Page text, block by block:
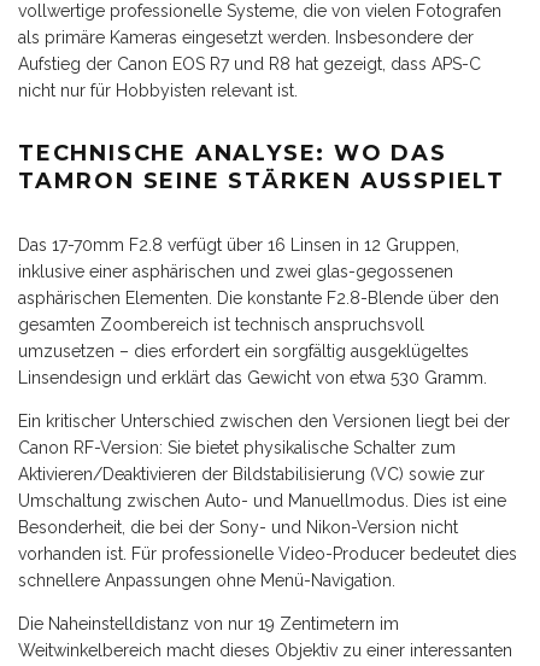
vollwertige professionelle Systeme, die von vielen Fotografen
als primäre Kameras eingesetzt werden. Insbesondere der
Aufstieg der Canon EOS R7 und R8 hat gezeigt, dass APS-C
nicht nur für Hobbyisten relevant ist.
TECHNISCHE ANALYSE: WO DAS
TAMRON SEINE STÄRKEN AUSSPIELT
Das 17-70mm F2.8 verfügt über 16 Linsen in 12 Gruppen,
inklusive einer asphärischen und zwei glas-gegossenen
asphärischen Elementen. Die konstante F2.8-Blende über den
gesamten Zoombereich ist technisch anspruchsvoll
umzusetzen – dies erfordert ein sorgfältig ausgeklügeltes
Linsendesign und erklärt das Gewicht von etwa 530 Gramm.
Ein kritischer Unterschied zwischen den Versionen liegt bei der
Canon RF-Version: Sie bietet physikalische Schalter zum
Aktivieren/Deaktivieren der Bildstabilisierung (VC) sowie zur
Umschaltung zwischen Auto- und Manuellmodus. Dies ist eine
Besonderheit, die bei der Sony- und Nikon-Version nicht
vorhanden ist. Für professionelle Video-Producer bedeutet dies
schnellere Anpassungen ohne Menü-Navigation.
Die Naheinstelldistanz von nur 19 Zentimetern im
Weitwinkelbereich macht dieses Objektiv zu einer interessanten